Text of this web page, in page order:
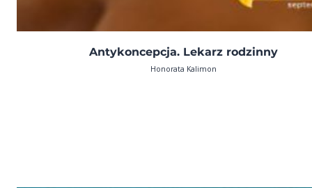
Antykoncepcja. Lekarz rodzinny
Honorata Kalimon